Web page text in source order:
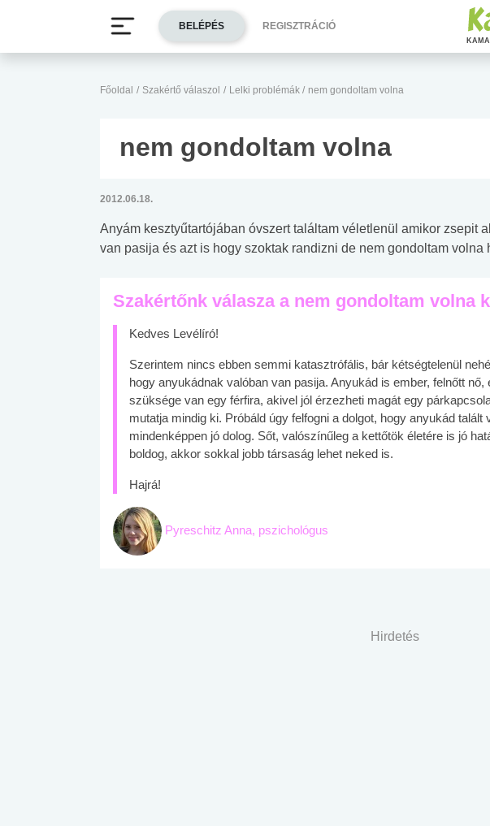
Főoldal / Szakértő válaszol / Lelki problémák / nem gondoltam volna
nem gondoltam volna
2012.06.18.
Anyám kesztyűtartójában óvszert találtam véletlenül amikor zsepit
van pasija és azt is hogy szoktak randizni de nem gondoltam volna
Szakértőnk válasza a nem gondoltam volna
Kedves Levélíró!
Szerintem nincs ebben semmi katasztrófális, bár kétségtelenül
hogy anyukádnak valóban van pasija. Anyukád is ember, felnőtt
szüksége van egy férfira, akivel jól érzezheti magát egy
mutatja mindig ki. Próbáld úgy felfogni a dolgot, hogy anyukád
mindenképpen jó dolog. Sőt, valószínűleg a kettőtök életére is jó
boldog, akkor sokkal jobb társaság lehet neked is.
Hajrá!
Pyreschitz Anna, pszichológus
Hirdetés
BELÉPÉS REGISZTRÁCIÓ